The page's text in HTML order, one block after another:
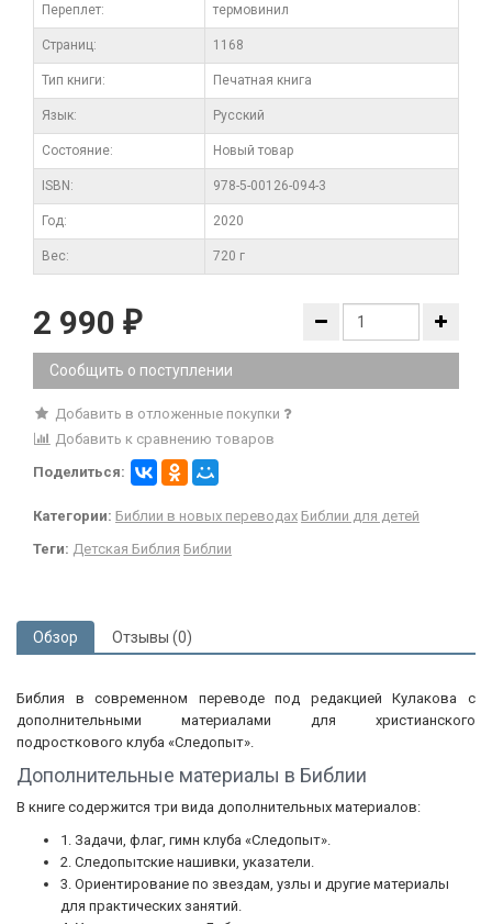
Переплет: термовинил
Cтраниц: 1168
Тип книги: Печатная книга
Язык: Русский
Состояние: Новый товар
ISBN: 978-5-00126-094-3
Год: 2020
Вес: 720 г
2 990 ₽
Сообщить о поступлении
Добавить в отложенные покупки
Добавить к сравнению товаров
Поделиться:
Категории: Библии в новых переводах Библии для детей
Теги: Детская Библия Библии
Обзор Отзывы (0)
Библия в современном переводе под редакцией Кулакова с
дополнительными материалами для христианского
подросткового клуба «Следопыт».
Дополнительные материалы в Библии
В книге содержится три вида дополнительных материалов:
1. Задачи, флаг, гимн клуба «Следопыт».
2. Следопытские нашивки, указатели.
3. Ориентирование по звездам, узлы и другие материалы
для практических занятий.